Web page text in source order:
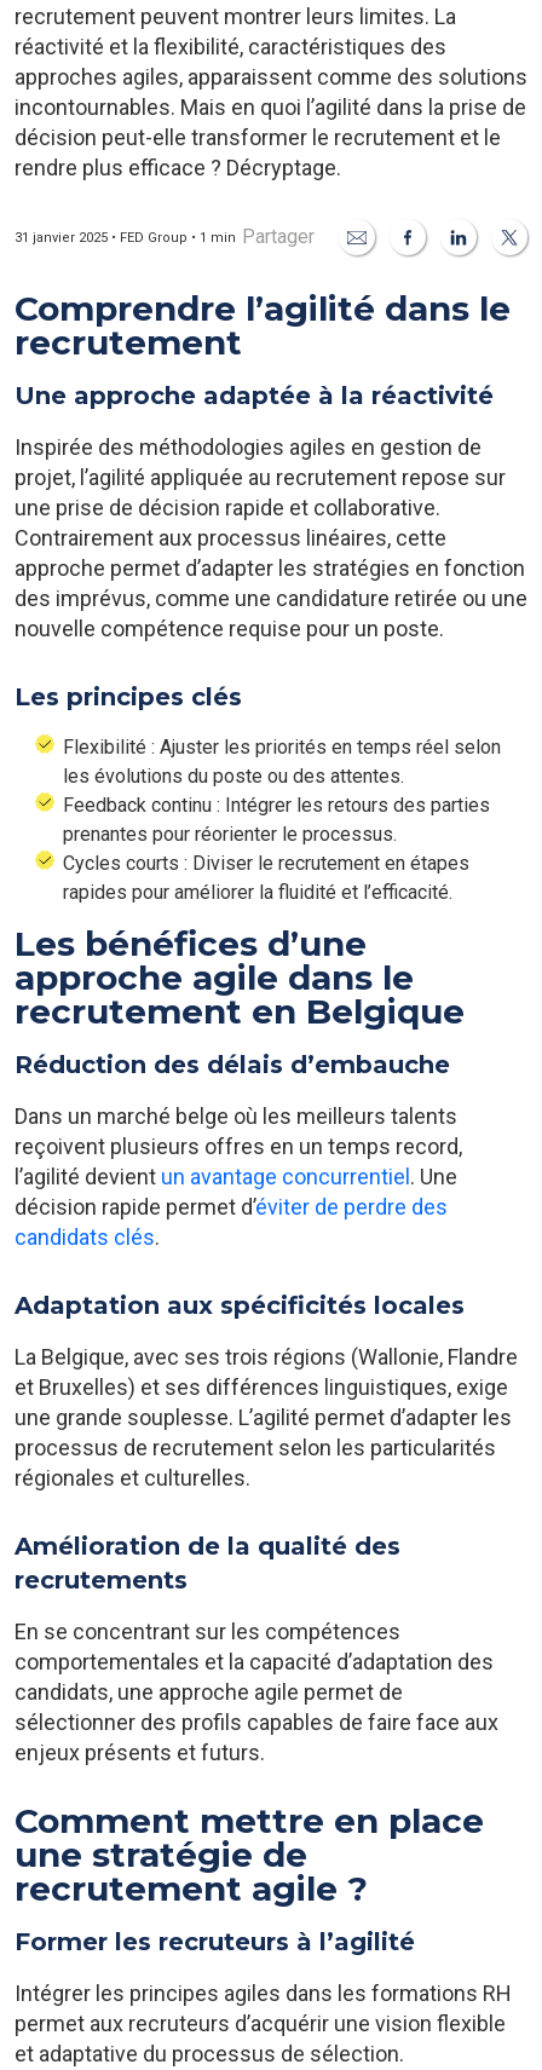
recrutement peuvent montrer leurs limites. La
réactivité et la flexibilité, caractéristiques des
approches agiles, apparaissent comme des solutions
incontournables. Mais en quoi l’agilité dans la prise de
décision peut-elle transformer le recrutement et le
rendre plus efficace ? Décryptage.
31 janvier 2025 • FED Group • 1 min Partager
Comprendre l’agilité dans le
recrutement
Une approche adaptée à la réactivité
Inspirée des méthodologies agiles en gestion de
projet, l’agilité appliquée au recrutement repose sur
une prise de décision rapide et collaborative.
Contrairement aux processus linéaires, cette
approche permet d’adapter les stratégies en fonction
des imprévus, comme une candidature retirée ou une
nouvelle compétence requise pour un poste.
Les principes clés
Flexibilité : Ajuster les priorités en temps réel selon
les évolutions du poste ou des attentes.
Feedback continu : Intégrer les retours des parties
prenantes pour réorienter le processus.
Cycles courts : Diviser le recrutement en étapes
rapides pour améliorer la fluidité et l’efficacité.
Les bénéfices d’une
approche agile dans le
recrutement en Belgique
Réduction des délais d’embauche
Dans un marché belge où les meilleurs talents
reçoivent plusieurs offres en un temps record,
l’agilité devient un avantage concurrentiel . Une
décision rapide permet d’éviter de perdre des
candidats clés.
Adaptation aux spécificités locales
La Belgique, avec ses trois régions (Wallonie, Flandre
et Bruxelles) et ses différences linguistiques, exige
une grande souplesse. L’agilité permet d’adapter les
processus de recrutement selon les particularités
régionales et culturelles.
Amélioration de la qualité des
recrutements
En se concentrant sur les compétences
comportementales et la capacité d’adaptation des
candidats, une approche agile permet de
sélectionner des profils capables de faire face aux
enjeux présents et futurs.
Comment mettre en place
une stratégie de
recrutement agile ?
Former les recruteurs à l’agilité
Intégrer les principes agiles dans les formations RH
permet aux recruteurs d’acquérir une vision flexible
et adaptative du processus de sélection.